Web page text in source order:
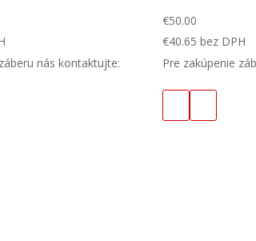
nás kontaktujte:
€50.00
€40.65 bez DPH
Pre zakúpenie